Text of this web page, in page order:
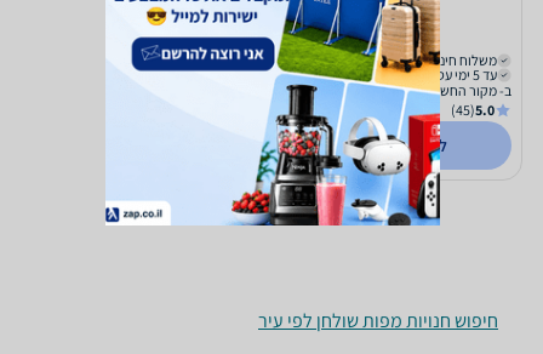
199
₪
משלוח חינם
עד 5 ימי עסקים
ב- מקור החשמל
5.0
(45)
לפרטים נוספים
חיפוש חנויות מפות שולחן לפי עיר